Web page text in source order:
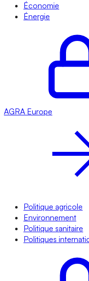
Économie
Énergie
AGRA Europe
Politique agricole
Environnement
Politique sanitaire
Politiques